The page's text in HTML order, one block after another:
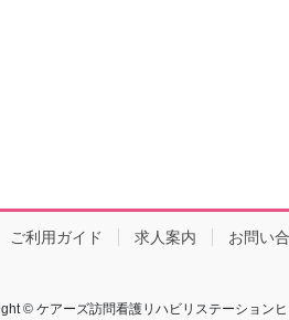
ご利用ガイド 求人案内 お問い
© ケアーズ訪問看護リハビリステーション